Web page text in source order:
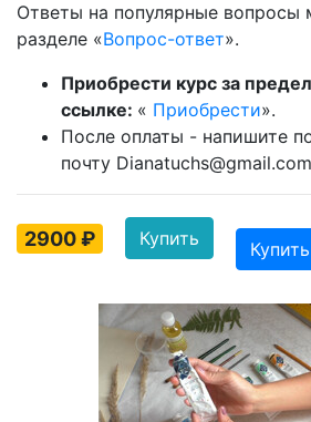
Ответы на популярные вопросы
разделе «Вопрос-ответ».
Приобрести курс за
ссылке: « Приобрести».
После оплаты - напишите
почту Dianatuchs@gmail.com
2900 ₽ Купить